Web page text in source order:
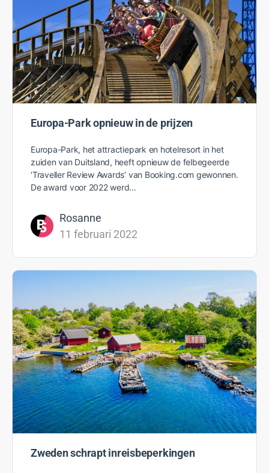
Europa-Park opnieuw in de prijzen
Europa-Park, het attractiepark en hotelresort in het
zuiden van Duitsland, heeft opnieuw de felbegeerde
‘Traveller Review Awards’ van Booking.com gewonnen.
De award voor 2022 werd…
Rosanne
11 februari 2022
Zweden schrapt inreisbeperkingen